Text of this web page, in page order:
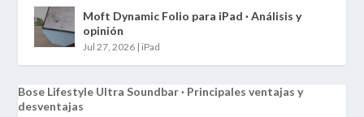
Moft Dynamic Folio para iPad · Análisis y
opinión
Jul 27, 2026 | iPad
Bose Lifestyle Ultra Soundbar · Principales ventajas y
desventajas